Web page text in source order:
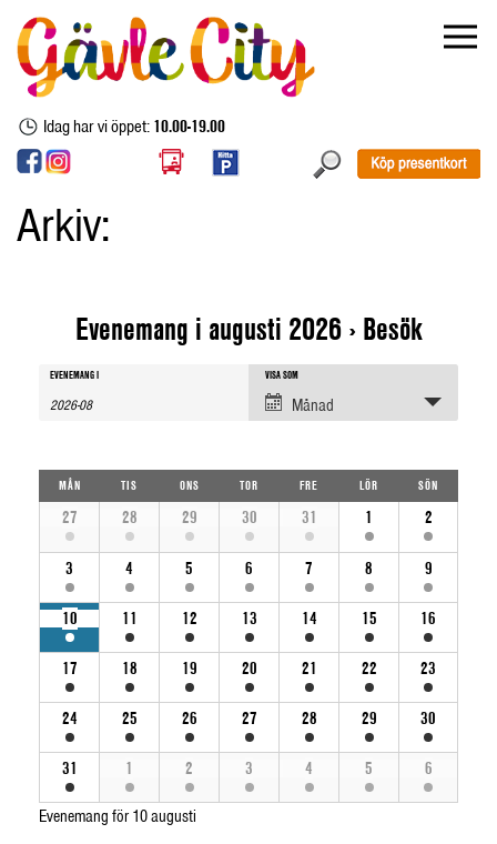
Idag har vi öppet:10.00-19.00
Arkiv:
Evenemang i augusti 2026› Besök
Evenemang
and
Views
Navigation
Evenemang
sök
EVENEMANG I Evenemang
Views
Navigation
VISA SOM
Månad
Calendar
of
Evenemang
Calendar
Evenemang
MÅN TIS ONS TOR FRE LÖR SÖN
27 28 29 30 31 1 2
3 4 5 6 7 8 9
10 11 12 13 14 15 16
17 18 19 20 21 22 23
24 25 26 27 28 29 30
31 1 2 3 4 5 6
Evenemang för 10 augusti